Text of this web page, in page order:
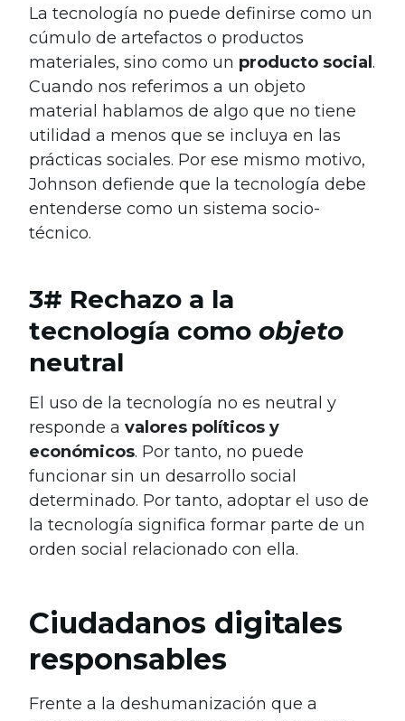
La tecnología no puede definirse como un
cúmulo de artefactos o productos
materiales, sino como un producto social .
Cuando nos referimos a un objeto
material hablamos de algo que no tiene
utilidad a menos que se incluya en las
prácticas sociales. Por ese mismo motivo,
Johnson defiende que la tecnología debe
entenderse como un sistema socio-
técnico.
3# Rechazo a la
tecnología como objeto
neutral
El uso de la tecnología no es neutral y
responde a valores políticos y
económicos. Por tanto, no puede
funcionar sin un desarrollo social
determinado. Por tanto, adoptar el uso de
la tecnología significa formar parte de un
orden social relacionado con ella.
Ciudadanos digitales
responsables
Frente a la deshumanización que a